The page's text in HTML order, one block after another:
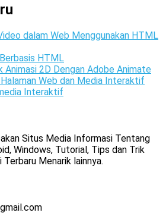
dalam Web Menggunakan HTML
HTML
Animasi 2D Dengan Adobe Animate
Web dan Media Interaktif
Interaktif
Situs Media Informasi Tentang
Windows, Tutorial, Tips dan Trik
Menarik lainnya.